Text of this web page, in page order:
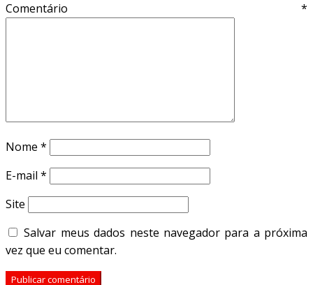
Comentário *
Nome *
E-mail *
Site
Salvar meus dados neste navegador para a próxima
vez que eu comentar.